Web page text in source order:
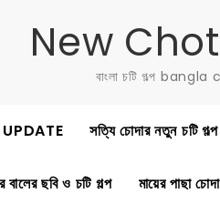
New
বাংলা চটি গল্প
সত্যি চোদার নতুন চটি গল্প
বালের ছবি ও চটি গল্প মায়ের পাছা